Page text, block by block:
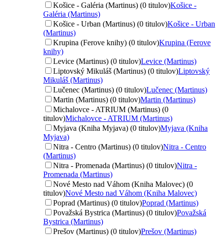
Košice - Galéria (Martinus) (0 titulov)Košice -
Galéria (Martinus)
Košice - Urban (Martinus) (0 titulov)Košice - Urban
(Martinus)
Krupina (Ferove knihy) (0 titulov)Krupina (Ferove
knihy)
Levice (Martinus) (0 titulov)Levice (Martinus)
Liptovský Mikuláš (Martinus) (0 titulov)Liptovský
Mikuláš (Martinus)
Lučenec (Martinus) (0 titulov)Lučenec (Martinus)
Martin (Martinus) (0 titulov)Martin (Martinus)
Michalovce - ATRIUM (Martinus) (0
titulov)Michalovce - ATRIUM (Martinus)
Myjava (Kniha Myjava) (0 titulov)Myjava (Kniha
Myjava)
Nitra - Centro (Martinus) (0 titulov)Nitra - Centro
(Martinus)
Nitra - Promenada (Martinus) (0 titulov)Nitra -
Promenada (Martinus)
Nové Mesto nad Váhom (Kniha Malovec) (0
titulov)Nové Mesto nad Váhom (Kniha Malovec)
Poprad (Martinus) (0 titulov)Poprad (Martinus)
Považská Bystrica (Martinus) (0 titulov)Považská
Bystrica (Martinus)
Prešov (Martinus) (0 titulov)Prešov (Martinus)